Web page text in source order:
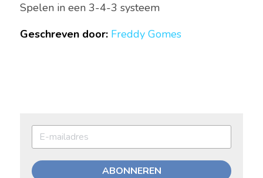
Spelen in een 3-4-3 systeem
Geschreven door: Freddy Gomes
ABONNEREN